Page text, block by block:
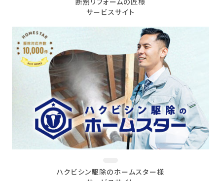
断熱リフォームの匠様
サービスサイト
ハクビシン駆除のホームスター様